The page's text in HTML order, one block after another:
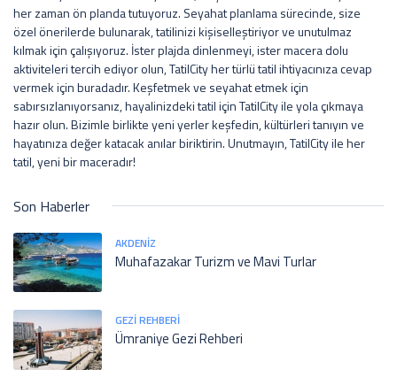
her zaman ön planda tutuyoruz. Seyahat planlama sürecinde, size
özel önerilerde bulunarak, tatilinizi kişiselleştiriyor ve unutulmaz
kılmak için çalışıyoruz. İster plajda dinlenmeyi, ister macera dolu
aktiviteleri tercih ediyor olun, TatilCity her türlü tatil ihtiyacınıza cevap
vermek için buradadır. Keşfetmek ve seyahat etmek için
sabırsızlanıyorsanız, hayalinizdeki tatil için TatilCity ile yola çıkmaya
hazır olun. Bizimle birlikte yeni yerler keşfedin, kültürleri tanıyın ve
hayatınıza değer katacak anılar biriktirin. Unutmayın, TatilCity ile her
tatil, yeni bir maceradır!
Son Haberler
AKDENIZ
Muhafazakar Turizm ve Mavi Turlar
GEZI REHBERI
Ümraniye Gezi Rehberi